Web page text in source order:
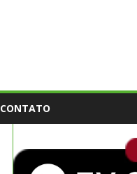
CONTATO